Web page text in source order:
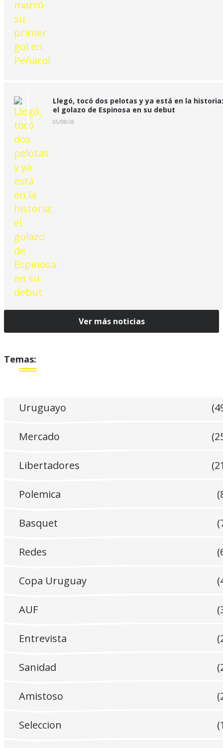
Llegó, tocó dos pelotas y ya está en la historia:
el golazo de Espinosa en su debut
05/08/26
Ver más noticias
Temas:
Uruguayo
Mercado
Libertadores
Polemica
Basquet
Redes
Copa Uruguay
AUF
Entrevista
Sanidad
Amistoso
Seleccion